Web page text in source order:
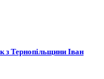
з Тернопільщини Іван